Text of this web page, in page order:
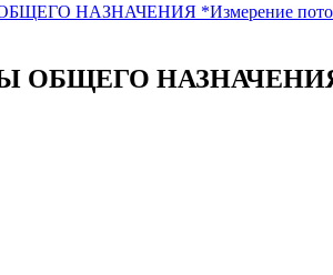
НАЗНАЧЕНИЯ *Измерение потока
ОБЩЕГО